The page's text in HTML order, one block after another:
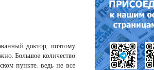
доктор, поэтому
Большое количество
пункте, ведь не все